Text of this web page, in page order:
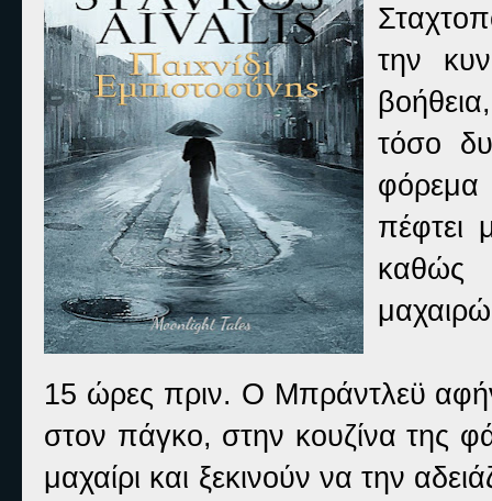
την
τόσο
φόρεμα
πέφτει
καθώς
15 ώρες πριν. Ο Μπράντλεϋ
στον πάγκο, στην κουζίνα της
μαχαίρι και ξεκινούν να την